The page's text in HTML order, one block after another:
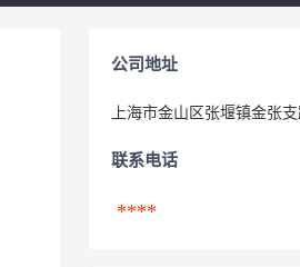
公司地址
上海市金山区张堰镇金张
联系电话
****